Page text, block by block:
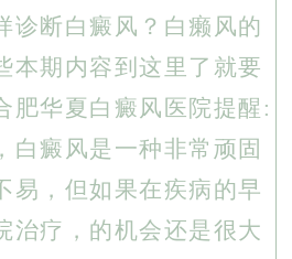
诊断白癜风？白癞风的
本期内容到这里了就要
肥华夏白癜风医院提醒:
白癜风是一种非常顽固
易，但如果在疾病的早
治疗，的机会还是很大